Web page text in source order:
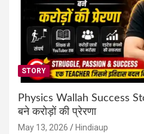
STORY
Physics Wallah Success
बने करोड़ों की प्रेरणा
May 13, 2026 Hindiaup